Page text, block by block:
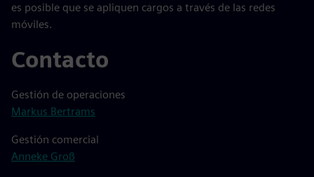
es posible que se apliquen cargos a través de las redes
móviles.
Contacto
Gestión de operaciones
Markus Bertrams
Gestión comercial
Anneke Groß